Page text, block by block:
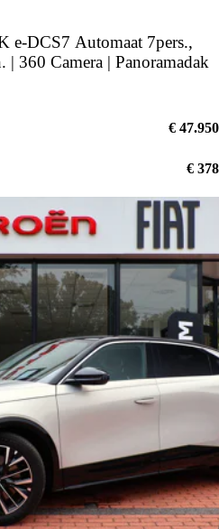
e-DCS7 Automaat 7pers.,
360 Camera | Panoramadak
€ 47.950
€ 378